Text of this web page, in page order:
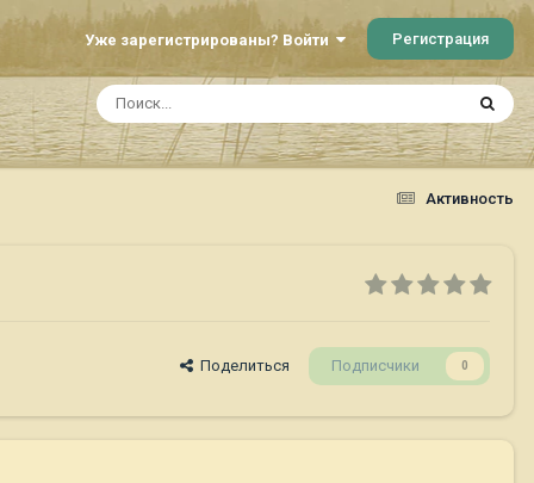
Уже зарегистрированы? Войти Регистрация
Активность
Поделиться Подписчики 0